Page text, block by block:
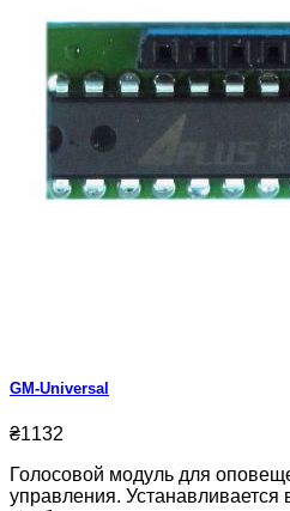
GM-Universal
₴1132
Голосовой модуль для
управления.